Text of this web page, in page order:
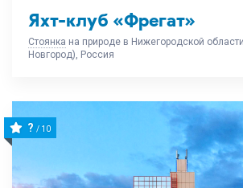
Яхт-клуб «Фрегат»
Стоянка на природе в Нижегородской
Новгород), Россия
? / 10